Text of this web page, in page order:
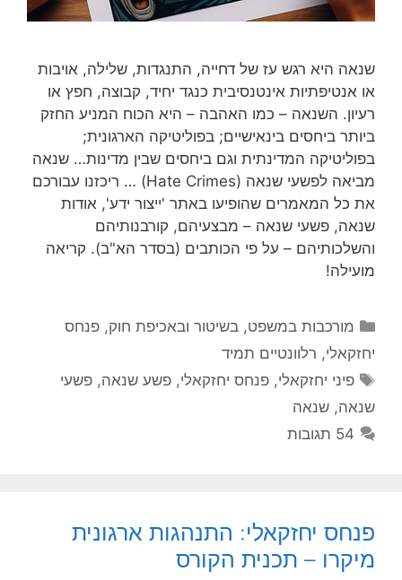
שנאה היא רגש עז של דחייה, התנגדות, שלילה, אויבות
או אנטיפתיות אינטנסיבית כנגד יחיד, קבוצה, חפץ או
רעיון. השנאה – כמו האהבה – היא הכוח המניע החזק
ביותר ביחסים בינאישיים; בפוליטיקה הארגונית;
בפוליטיקה המדינתית וגם ביחסים שבין מדינות… שנאה
מביאה לפשעי שנאה (Hate Crimes) … ריכזנו עבורכם
את כל המאמרים שהופיעו באתר 'ייצור ידע', אודות
שנאה, פשעי שנאה – מבצעיהם, קורבנותיהם
והשלכותיהם – על פי הכותבים (בסדר הא"ב). קריאה
מועילה!
קטגוריות
מורכבות במשפט, בשיטור ובאכיפת חוק,פנחס
יחזקאלי, רלוונטיים תמיד
תגיות
פיני יחזקאלי,פנחס יחזקאלי,פשע שנאה,פשעי
שנאה, שנאה
54 תגובות
פנחס יחזקאלי: התנהגות ארגונית
מיקרו – תכנית הקורס